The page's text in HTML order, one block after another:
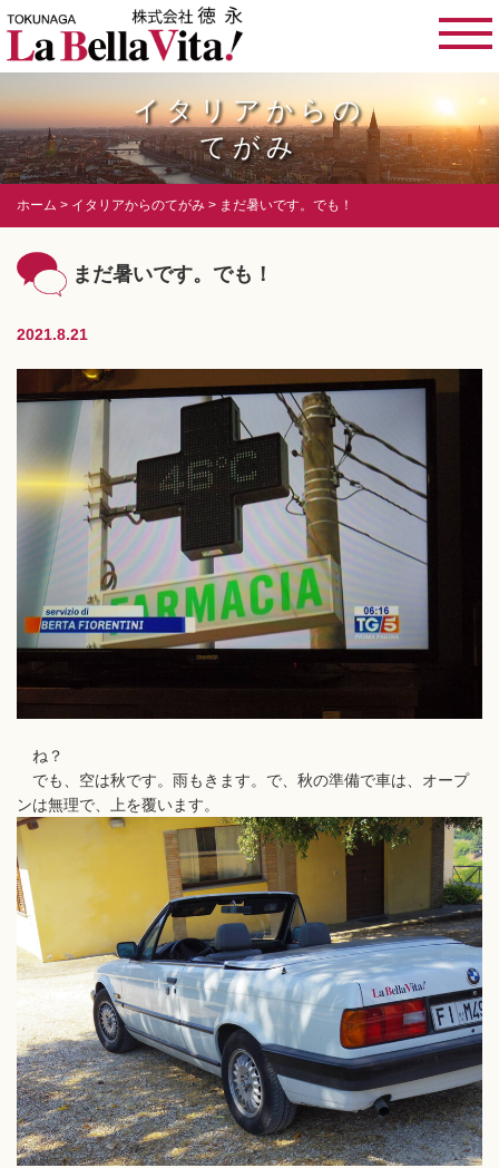
イタリアからの
てがみ
ホーム イタリアからのてがみ まだ暑いです。でも！
まだ暑いです。でも！
2021.8.21
ね？
でも、空は秋です。雨もきます。で、秋の準備で車は、オープ
ンは無理で、上を覆います。